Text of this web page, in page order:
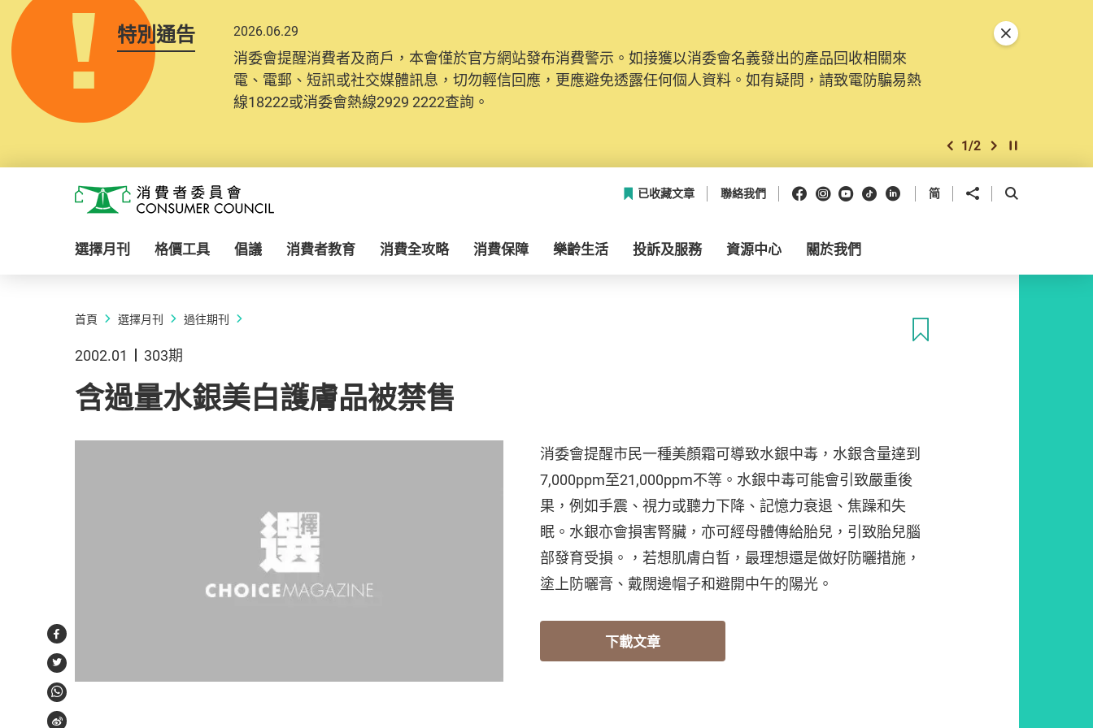
特別通告 2026.06.29
消委會提醒消費者及商戶，本會僅於官方網站發布消費警示。如接獲以消委會名義發出的產品回收相關來
電、電郵、短訊或社交媒體訊息，切勿輕信回應，更應避免透露任何個人資料。如有疑問，請致電防騙易熱
線18222或消委會熱線2929 2222查詢。
上一個
1/2 下一個開始/暫停幻燈
關閉特別通告
消費者委員會
已收藏文章 聯絡我們 Facebook
Instagram
Youtube
抖音領英 简 分享到 開啟搜尋框
選擇月刊 格價工具 倡議 消費者教育 消費全攻略 消費保障 樂齡生活 投訴及服務 資源中心 關於我們
首頁 選擇月刊 過往期刊
2002.01 303期
含過量水銀美白護膚品被禁售
消委會提醒市民一種美顏霜可導致水銀中毒，水銀含量達到
7,000ppm至21,000ppm不等。水銀中毒可能會引致嚴重後
果，例如手震、視力或聽力下降、記憶力衰退、焦躁和失
眠。水銀亦會損害腎臟，亦可經母體傳給胎兒，引致胎兒腦
部發育受損。，若想肌膚白晢，最理想還是做好防曬措施，
塗上防曬膏、戴闊邊帽子和避開中午的陽光。
下載文章
Facebook
Twitter
WhatsApp